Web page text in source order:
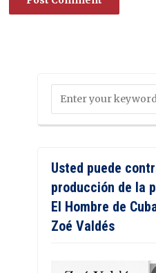
Usted puede
producción de la
El Hombre de
Zoé Valdés